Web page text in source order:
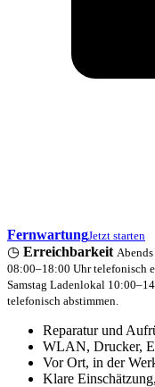
FernwartungJetzt starten
◷ Erreichbarkeit
08:00–18:00 Uhr telefonisch
Samstag Ladenlokal
telefonisch abstimmen.
Reparatur und
WLAN, Drucker,
Vor Ort, in der
Klare